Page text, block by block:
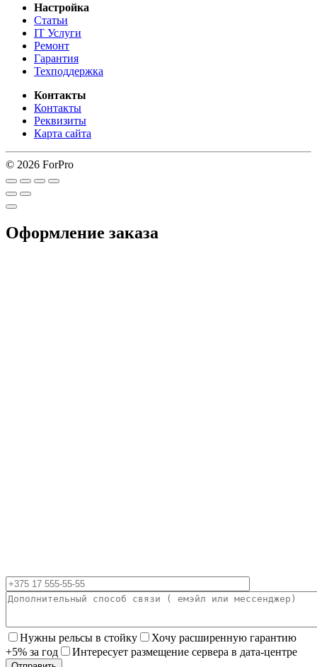
Настройка
Статьи
IT Услуги
Ремонт
Гарантия
Техподдержка
Контакты
Контакты
Реквизиты
Карта сайта
© 2026 ForPro
Оформление заказа
Нужны рельсы в стойку
Хочу расширенную гарантию
+5% за год
Интересует размещение сервера в дата-центре